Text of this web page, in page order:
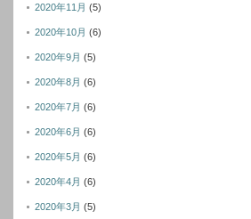
2020年11月 (5)
2020年10月 (6)
2020年9月 (5)
2020年8月 (6)
2020年7月 (6)
2020年6月 (6)
2020年5月 (6)
2020年4月 (6)
2020年3月 (5)